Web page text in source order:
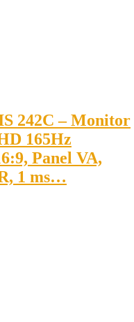
242C – Monitor
165Hz
Panel VA,
1 ms…